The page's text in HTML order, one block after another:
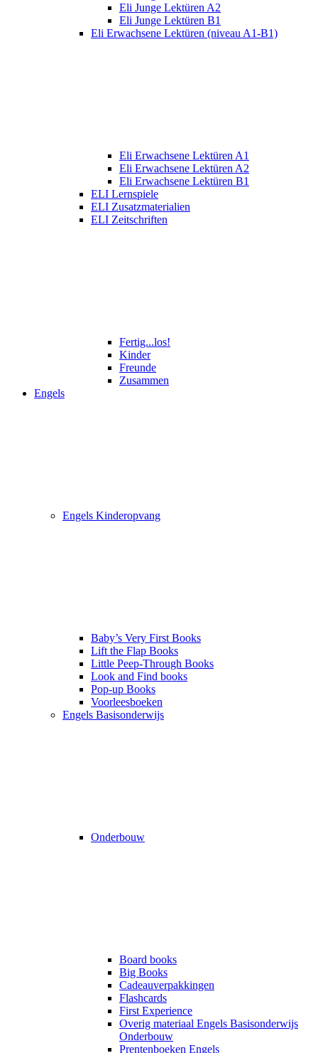
Eli Junge Lektüren A2
Eli Junge Lektüren B1
Eli Erwachsene Lektüren (niveau A1-B1)
Eli Erwachsene Lektüren A1
Eli Erwachsene Lektüren A2
Eli Erwachsene Lektüren B1
ELI Lernspiele
ELI Zusatzmaterialien
ELI Zeitschriften
Fertig...los!
Kinder
Freunde
Zusammen
Engels
Engels Kinderopvang
Baby’s Very First Books
Lift the Flap Books
Little Peep-Through Books
Look and Find books
Pop-up Books
Voorleesboeken
Engels Basisonderwijs
Onderbouw
Board books
Big Books
Cadeauverpakkingen
Flashcards
First Experience
Overig materiaal Engels Basisonderwijs
Onderbouw
Prentenboeken Engels